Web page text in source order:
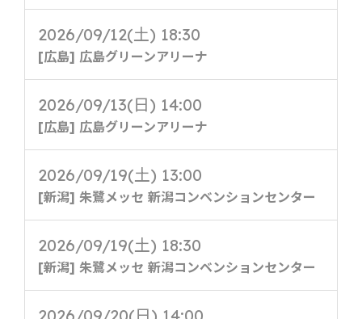
2026/09/12(土) 18:30
[広島] 広島グリーンアリーナ
2026/09/13(日) 14:00
[広島] 広島グリーンアリーナ
2026/09/19(土) 13:00
[新潟] 朱鷺メッセ 新潟コンベンションセンター
2026/09/19(土) 18:30
[新潟] 朱鷺メッセ 新潟コンベンションセンター